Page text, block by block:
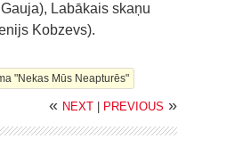
Labākais skaņu
Kobzevs).
"Nekas Mūs Neapturēs"
« NEXT PREVIOUS »